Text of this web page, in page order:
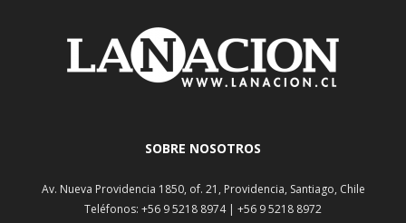
SOBRE NOSOTROS
Av. Nueva Providencia 1850, of. 21, Providencia, Santiago, Chile
Teléfonos: +56 9 5218 8974 | +56 9 5218 8972